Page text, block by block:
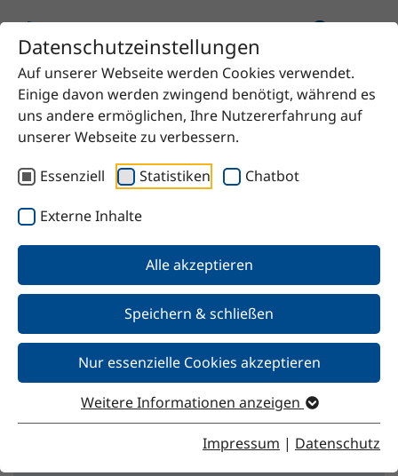
Datenschutzeinstellungen
Auf unserer Webseite werden Cookies verwendet.
Einige davon werden zwingend benötigt, während es
uns andere ermöglichen, Ihre Nutzererfahrung auf
unserer Webseite zu verbessern.
Essenziell
Statistiken Chatbot
Externe Inhalte
Alle akzeptieren
Speichern & schließen
Nur essenzielle Cookies akzeptieren
Weitere Informationen anzeigen
Impressum | Datenschutz
Startseite Produkt Magnesiumnitrat-6-Hydrat
Magnesiumnitrat-6-Hydrat
Merkmale